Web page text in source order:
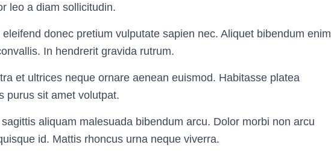
leo a diam sollicitudin.
donec pretium vulputate sapien nec. Aliquet bibendum enim
In hendrerit gravida rutrum.
et ultrices neque ornare aenean euismod. Habitasse platea
purus sit amet volutpat.
aliquam malesuada bibendum arcu. Dolor morbi non arcu
id. Mattis rhoncus urna neque viverra.